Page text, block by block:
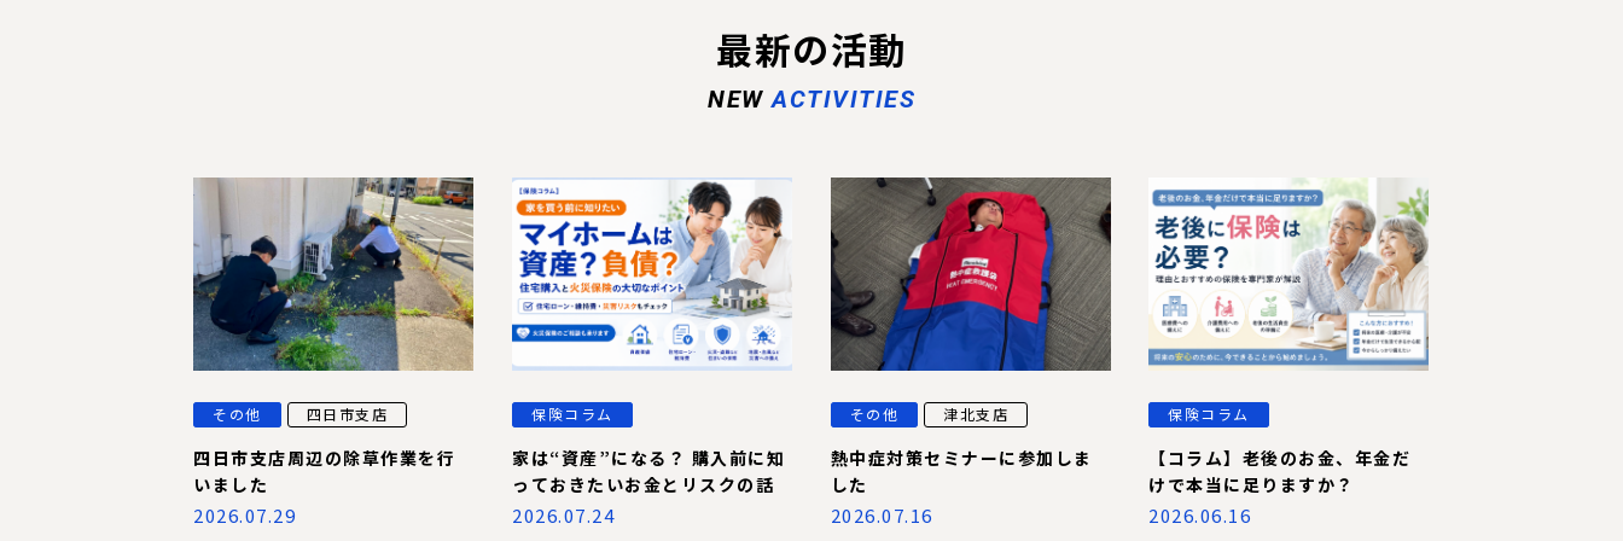
最新の活動
NEWACTIVITIES
その他 四日市支店
四日市支店周辺の除草作業を行
いました
2026.07.29
保険コラム
家は“資産”になる？ 購入前に知
っておきたいお金とリスクの話
2026.07.24
その他 津北支店
熱中症対策セミナーに参加しま
した
2026.07.16
保険コラム
【コラム】老後のお金、年金だ
けで本当に足りますか？
2026.06.16